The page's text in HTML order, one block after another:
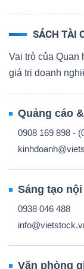
SÁCH TÀI
Vai trò của Quan
giá trị doanh
Quảng cáo
0908 169 898 -
Sáng tạo
0938 046 488
Văn phòng